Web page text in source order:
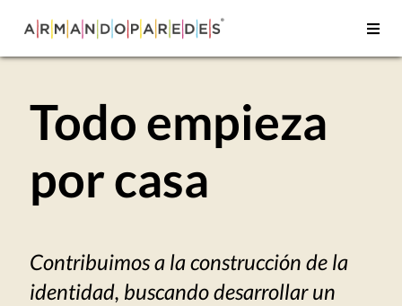
Todo empieza
por casa
Contribuimos a la construcción de la
identidad, buscando desarrollar un